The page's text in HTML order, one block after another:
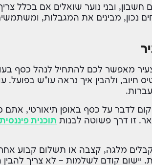
חשבון, ובני נוער שואלים אם בכלל
נכון, מבינים את המגבלות,
מאפשר לכם להתחיל לנהל כסף
ולהבין איך נראה עו"ש בפועל.
לדבר על כסף באופן תיאורטי,
זו דרך פשוטה לבנות תוכנית
מלגה, קצבה או תשלום קבוע
יישום קודם לשלמות – לא צריך להבין